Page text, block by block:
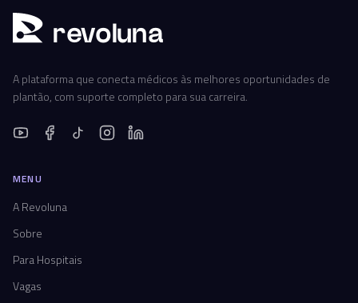
revoluna
A plataforma que conecta médicos às melhores oportunidades de
plantão, com suporte completo para sua carreira.
MENU
A Revoluna
Sobre
Para Hospitais
Vagas